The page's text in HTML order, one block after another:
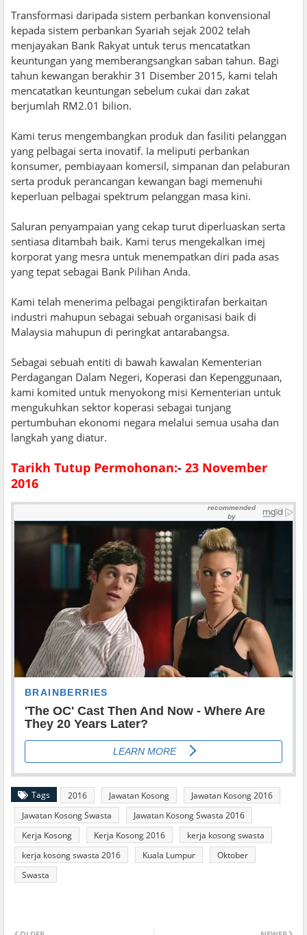
Transformasi daripada sistem perbankan konvensional
kepada sistem perbankan Syariah sejak 2002 telah
menjayakan Bank Rakyat untuk terus mencatatkan
keuntungan yang memberangsangkan saban tahun. Bagi
tahun kewangan berakhir 31 Disember 2015, kami telah
mencatatkan keuntungan sebelum cukai dan zakat
berjumlah RM2.01 bilion.
Kami terus mengembangkan produk dan fasiliti pelanggan
yang pelbagai serta inovatif. Ia meliputi perbankan
konsumer, pembiayaan komersil, simpanan dan pelaburan
serta produk perancangan kewangan bagi memenuhi
keperluan pelbagai spektrum pelanggan masa kini.
Saluran penyampaian yang cekap turut diperluaskan serta
sentiasa ditambah baik. Kami terus mengekalkan imej
korporat yang mesra untuk menempatkan diri pada asas
yang tepat sebagai Bank Pilihan Anda.
Kami telah menerima pelbagai pengiktirafan berkaitan
industri mahupun sebagai sebuah organisasi baik di
Malaysia mahupun di peringkat antarabangsa.
Sebagai sebuah entiti di bawah kawalan Kementerian
Perdagangan Dalam Negeri, Koperasi dan Kepenggunaan,
kami komited untuk menyokong misi Kementerian untuk
mengukuhkan sektor koperasi sebagai tunjang
pertumbuhan ekonomi negara melalui semua usaha dan
langkah yang diatur.
Tarikh Tutup Permohonan:- 23 November
2016
Tags 2016 Jawatan Kosong
Jawatan Kosong 2016
Jawatan Kosong Swasta
Jawatan Kosong Swasta 2016
Kerja Kosong
Kerja Kosong 2016
kerja kosong swasta
kerja kosong swasta 2016
Kuala Lumpur
Oktober
Swasta